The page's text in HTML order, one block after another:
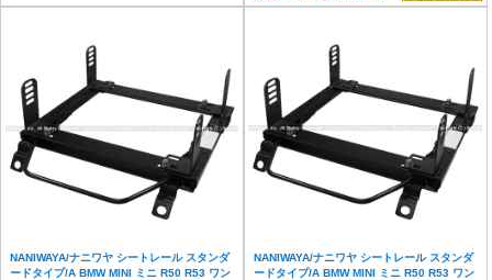
NANIWAYA/ナニワヤ シートレール スタンダ
ードタイプ/A BMW MINI ミニ R50 R53 ワン
NANIWAYA/ナニワヤ シートレール スタンダ
ードタイプ/A BMW MINI ミニ R50 R53 ワン